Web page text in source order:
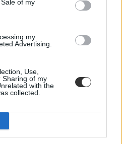
of my
my
Advertising.
Use,
Sharing of my
with the
collected.